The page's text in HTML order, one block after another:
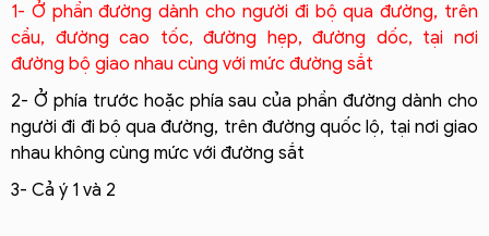
1- Ở phần đường dành cho người đi bộ qua đường, trên
cầu, đường cao tốc, đường hẹp, đường dốc, tại nơi
đường bộ giao nhau cùng với mức đường sắt
2- Ở phía trước hoặc phía sau của phần đường dành cho
người đi đi bộ qua đường, trên đường quốc lộ, tại nơi giao
nhau không cùng mức với đường sắt
3- Cả ý 1 và 2